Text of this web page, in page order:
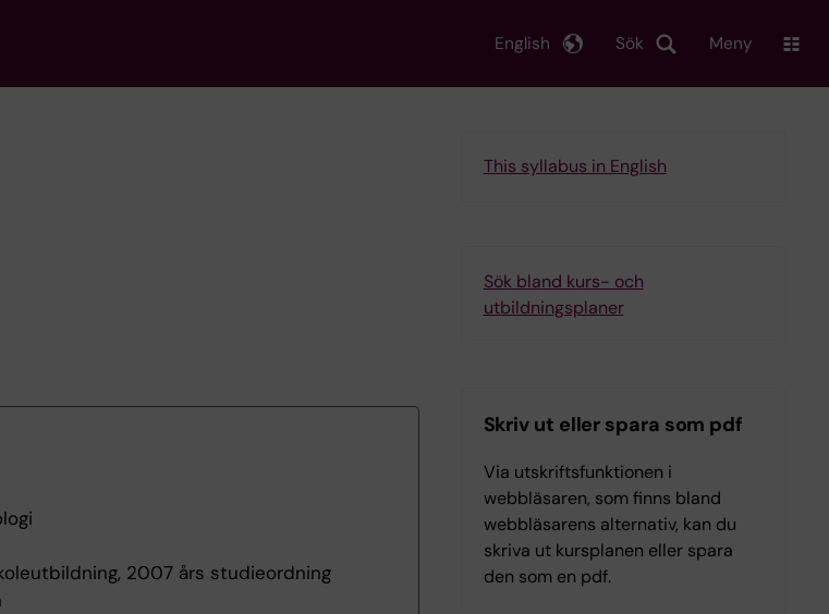
Sök
English Meny
2007 års studieordning
This syllabus in English
Sök bland kurs- och
utbildningsplaner
Skriv ut eller spara som pdf
Via utskriftsfunktionen i
webbläsaren, som finns bland
webbläsarens alternativ, kan du
skriva ut kursplanen eller spara
den som en pdf.